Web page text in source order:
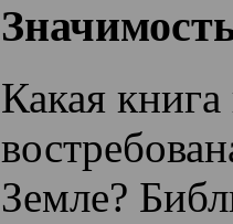
Какая
Земле?